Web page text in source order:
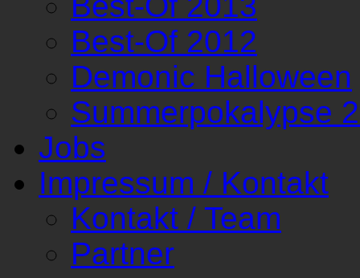
Best-Of 2012
Demonic Halloween
Summerpokalypse
Jobs
Impressum / Kontakt
Kontakt / Team
Partner